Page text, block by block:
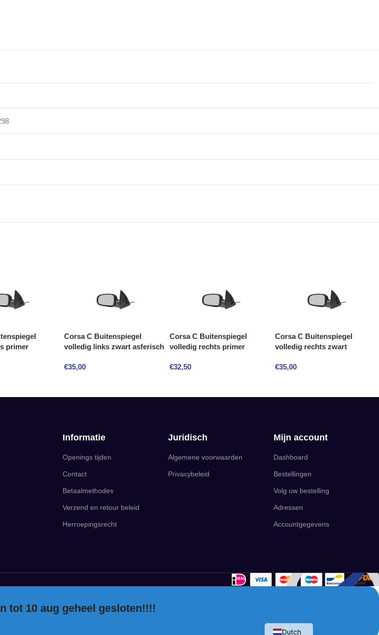
primer
Corsa C Buitenspiegel
volledig links zwart asferisch
€35,00
Corsa C Buitenspiegel
volledig rechts primer
€32,50
Corsa C Buitenspiegel
volledig rechts zwart
€35,00
Informatie
Openings tijden
Contact
Betaalmethodes
Verzend en retour beleid
Herroepingsrecht
Juridisch
Algemene voorwaarden
Privacybeleid
Mijn account
Dashboard
Bestellingen
Volg uw bestelling
Adressen
Accountgegevens
tot 10 aug geheel gesloten!!!!
Dutch